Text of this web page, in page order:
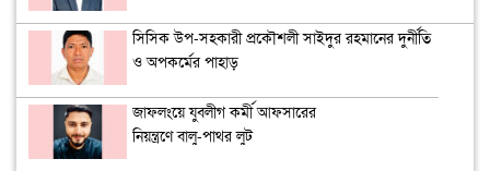
সিসিক উপ-সহকারী প্রকৌশলী সাইদুর রহমানের দুর্নীতি
ও অপকর্মের পাহাড়
জাফলংয়ে যুবলীগ কর্মী আফসারের
নিয়ন্ত্রণে বালু-পাথর লুট